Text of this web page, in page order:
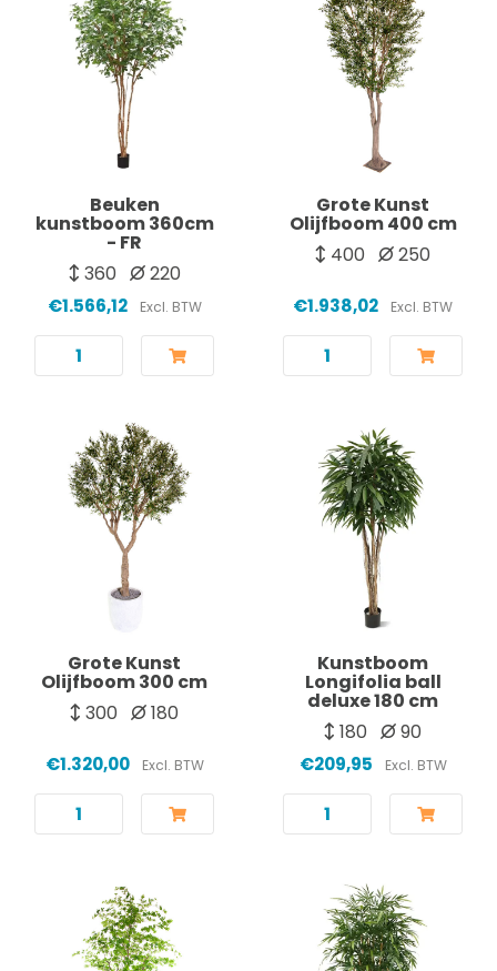
Beuken
kunstboom 360cm
- FR
360
220
€1.566,12 Excl. BTW
Grote Kunst
Olijfboom 400 cm
400
250
€1.938,02 Excl. BTW
Grote Kunst
Olijfboom 300 cm
300
180
€1.320,00 Excl. BTW
Kunstboom
Longifolia ball
deluxe 180 cm
180
90
€209,95 Excl. BTW